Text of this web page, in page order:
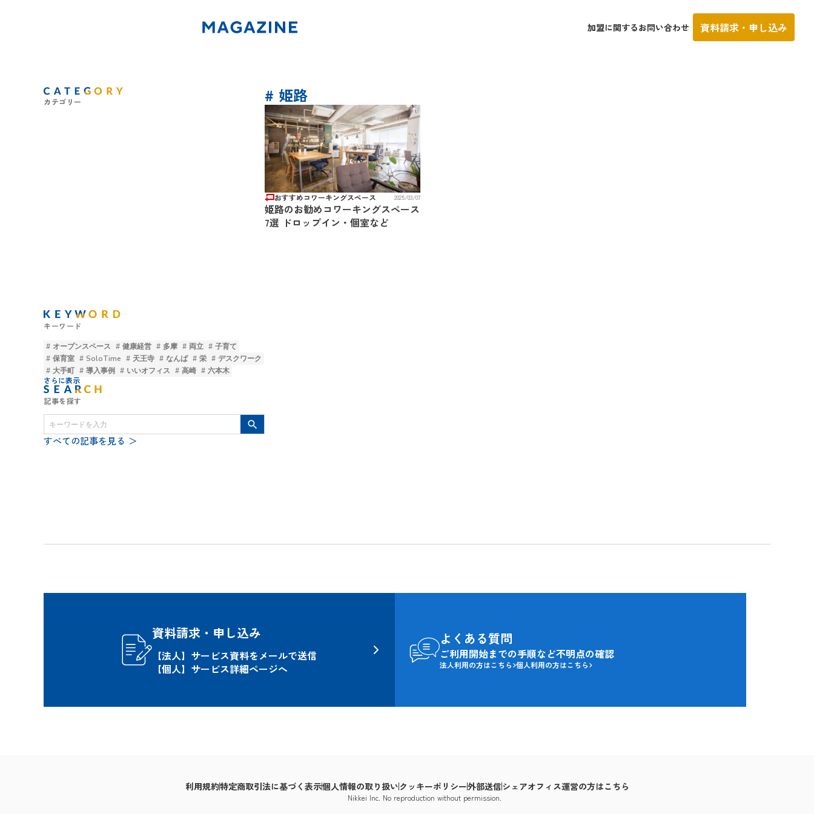
カテゴリー
キーワード
# オープンスペース # 健康経営 # 多摩 # 両立 # 子育て
# 保育室 # SoloTime # 天王寺 # なんば # 栄 # デスクワーク
# 大手町 # 導入事例 # いいオフィス # 高崎 # 六本木
さらに表示
記事を探す
search
すべての記事を見る ＞
# 姫路
おすすめコワーキングスペース 2025/03/07
姫路のお勧めコワーキングスペース
7選 ドロップイン・個室など
資料請求・申し込み
【法人】サービス資料をメールで送信
【個人】サービス詳細ページへ
よくある質問
ご利用開始までの手順など不明点の確認
法人利用の方はこちら 個人利用の方はこちら
利用規約特定商取引法に基づく表示個人情報の取り扱いクッキーポリシー外部送信シェアオフィス運営の方はこちら
Nikkei Inc. No reproduction without permission.
加盟に関するお問い合わせ 資料請求・申し込み